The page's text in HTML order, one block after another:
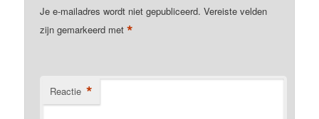
Je e-mailadres wordt niet gepubliceerd. Vereiste velden
zijn gemarkeerd met*
Reactie *